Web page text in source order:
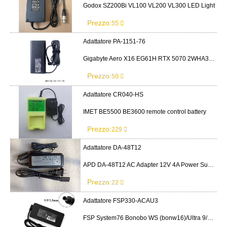
Godox SZ200Bi VL100 VL200 VL300 LED Light
Prezzo:55
Adattatore PA-1151-76
Gigabyte Aero X16 EG61H RTX 5070 2WHA3USC64AH LITEON PA-1151-76 150W adapter
Prezzo:50
Adattatore CR040-HS
IMET BE5500 BE3600 remote control battery
Prezzo:229
Adattatore DA-48T12
APD DA-48T12 AC Adapter 12V 4A Power Supply Cord
Prezzo:22
Adattatore FSP330-ACAU3
FSP System76 Bonobo WS (bonw16)/Ultra 9/RTX5090